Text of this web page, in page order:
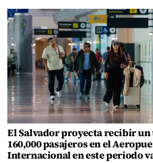
El Salvador proyecta recibir un
160,000 pasajeros en el
Internacional en este periodo